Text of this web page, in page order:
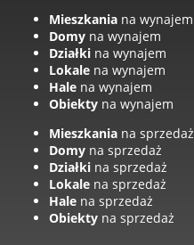
Mieszkania na wynajem
Domy na wynajem
Działki na wynajem
Lokale na wynajem
Hale na wynajem
Obiekty na wynajem
Mieszkania na sprzedaż
Domy na sprzedaż
Działki na sprzedaż
Lokale na sprzedaż
Hale na sprzedaż
Obiekty na sprzedaż